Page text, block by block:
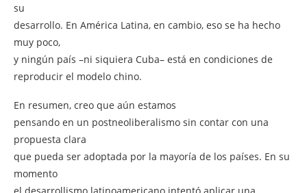
su
desarrollo. En América Latina, en cambio, eso se ha hecho
muy poco,
y ningún país –ni siquiera Cuba– está en condiciones de
reproducir el modelo chino.
En resumen, creo que aún estamos
pensando en un postneoliberalismo sin contar con una
propuesta clara
que pueda ser adoptada por la mayoría de los países. En su
momento